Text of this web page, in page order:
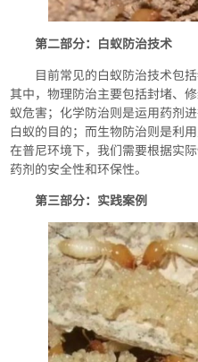
第二部分：白蚁防治技术
目前常见的白蚁防治技术包
其中，物理防治主要包括封堵、
蚁危害；化学防治则是运用药剂
白蚁的目的；而生物防治则是利
在普尼环境下，我们需要根据实
药剂的安全性和环保性。
第三部分：实践案例